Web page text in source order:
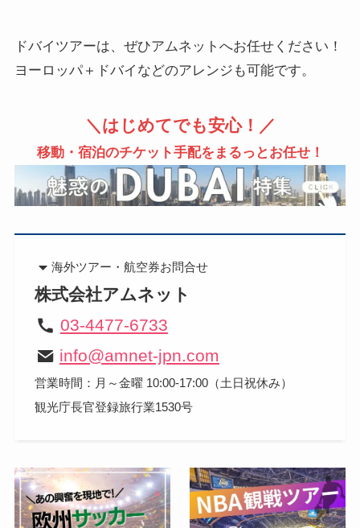
ドバイツアーは、ぜひアムネットへお任せください！
ヨーロッパ＋ドバイなどのアレンジも可能です。
＼はじめてでも安心！／
移動・宿泊のチケット手配をまるっとお任せ！
海外ツアー・航空券お問合せ
株式会社アムネット
03-4477-6733
info@amnet-jpn.com
営業時間：月～金曜 10:00-17:00（土日祝休み）
観光庁長官登録旅行業1530号